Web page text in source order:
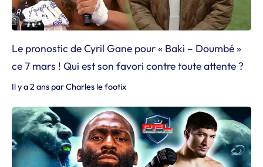
Le pronostic de Cyril Gane pour « Baki – Doumbé »
ce 7 mars ! Qui est son favori contre toute attente ?
Il y a 2 ans parCharles le footix